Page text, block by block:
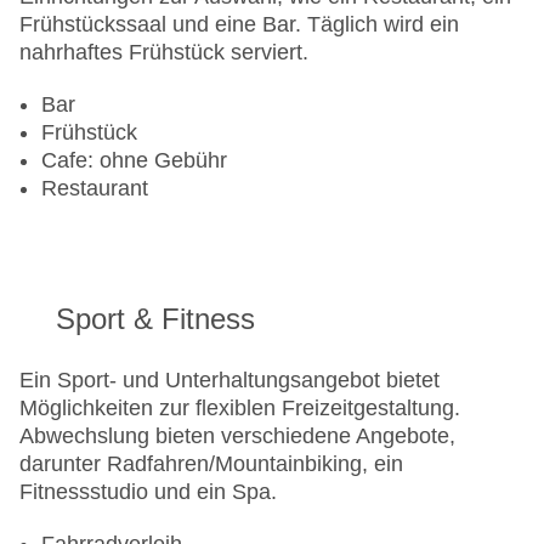
Frühstückssaal und eine Bar. Täglich wird ein
nahrhaftes Frühstück serviert.
Bar
Frühstück
Cafe: ohne Gebühr
Restaurant
Sport & Fitness
Ein Sport- und Unterhaltungsangebot bietet
Möglichkeiten zur flexiblen Freizeitgestaltung.
Abwechslung bieten verschiedene Angebote,
darunter Radfahren/Mountainbiking, ein
Fitnessstudio und ein Spa.